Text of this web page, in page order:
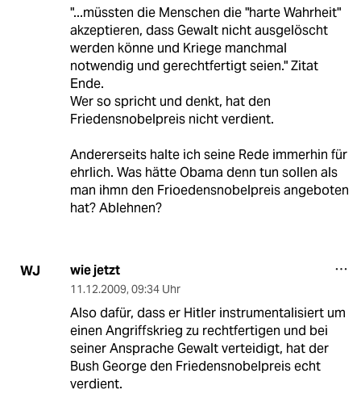
"...müssten die Menschen die "harte Wahrheit"
akzeptieren, dass Gewalt nicht ausgelöscht
werden könne und Kriege manchmal
notwendig und gerechtfertigt seien." Zitat
Ende.
Wer so spricht und denkt, hat den
Friedensnobelpreis nicht verdient.
Andererseits halte ich seine Rede immerhin für
ehrlich. Was hätte Obama denn tun sollen als
man ihmn den Frioedensnobelpreis angeboten
hat? Ablehnen?
WJ wie jetzt
11.12.2009, 09:34 Uhr
Also dafür, dass er Hitler instrumentalisiert um
einen Angriffskrieg zu rechtfertigen und bei
seiner Ansprache Gewalt verteidigt, hat der
Bush George den Friedensnobelpreis echt
verdient.